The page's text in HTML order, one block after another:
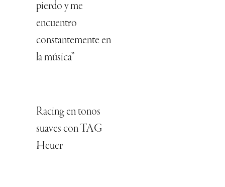
pierdo y me
encuentro
constantemente en
la música”
Racing en tonos
suaves con TAG
Heuer